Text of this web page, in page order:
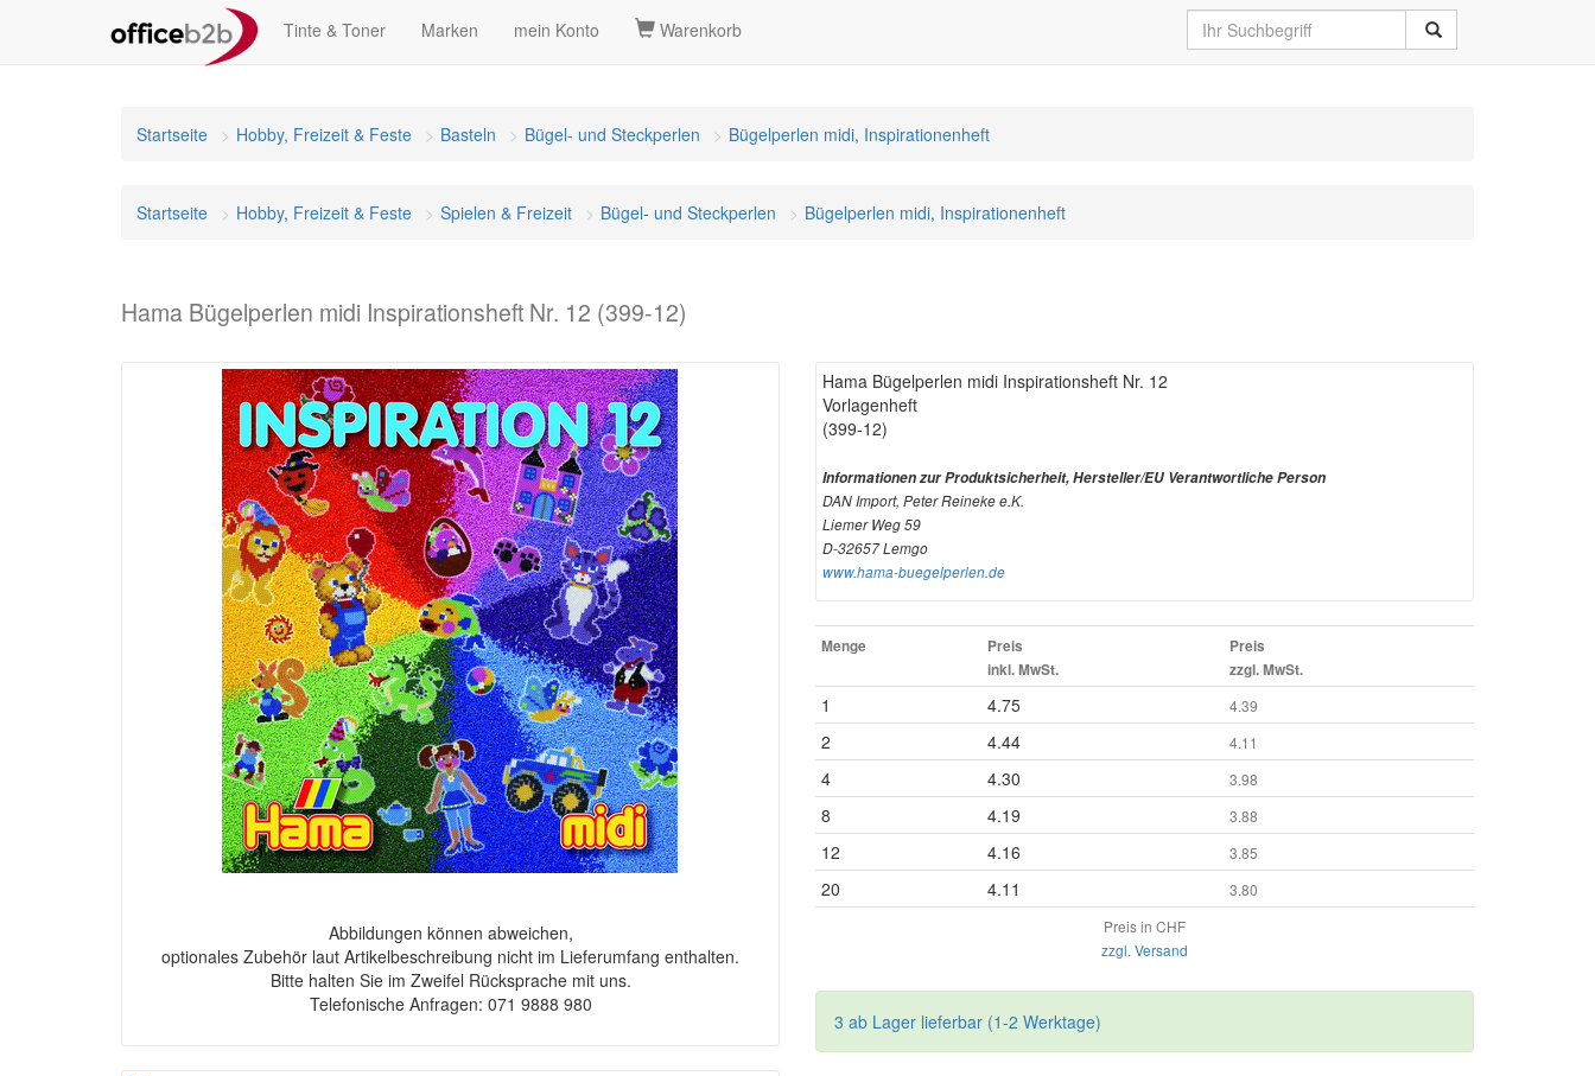
Tinte & Toner Marken mein Konto Warenkorb
Startseite Hobby, Freizeit & Feste Basteln Bügel- und Steckperlen Bügelperlen midi, Inspirationenheft
Startseite Hobby, Freizeit & Feste Spielen & Freizeit Bügel- und Steckperlen Bügelperlen midi, Inspirationenheft
Hama Bügelperlen midi Inspirationsheft Nr. 12 (399-12)
Abbildungen können abweichen,
optionales Zubehör laut Artikelbeschreibung nicht im Lieferumfang enthalten.
Bitte halten Sie im Zweifel Rücksprache mit uns.
Telefonische Anfragen: 071 9888 980
Hama Bügelperlen midi Inspirationsheft Nr. 12
Vorlagenheft
(399-12)
Informationen zur Produktsicherheit, Hersteller/EU Verantwortliche Person
DAN Import, Peter Reineke e.K.
Liemer Weg 59
D-32657 Lemgo
www.hama-buegelperlen.de
Menge
Preis
inkl. MwSt.
Preis
zzgl. MwSt.
1 4.75 4.39
2 4.44 4.11
4 4.30 3.98
8 4.19 3.88
12 4.16 3.85
20 4.11
3.80
Preis in CHF
zzgl. Versand
3 ab Lager lieferbar (1-2 Werktage)